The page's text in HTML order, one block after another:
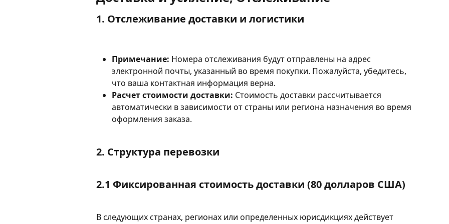
1. Отслеживание доставки и логистики
Примечание: Номера отслеживания будут отправлены на адрес
электронной почты, указанный во время покупки. Пожалуйста, убедитесь,
что ваша контактная информация верна.
Расчет стоимости доставки: Стоимость доставки рассчитывается
автоматически в зависимости от страны или региона назначения во время
оформления заказа.
2. Структура перевозки
2.1 Фиксированная стоимость доставки (80 долларов США)
В следующих странах, регионах или определенных юрисдикциях действует